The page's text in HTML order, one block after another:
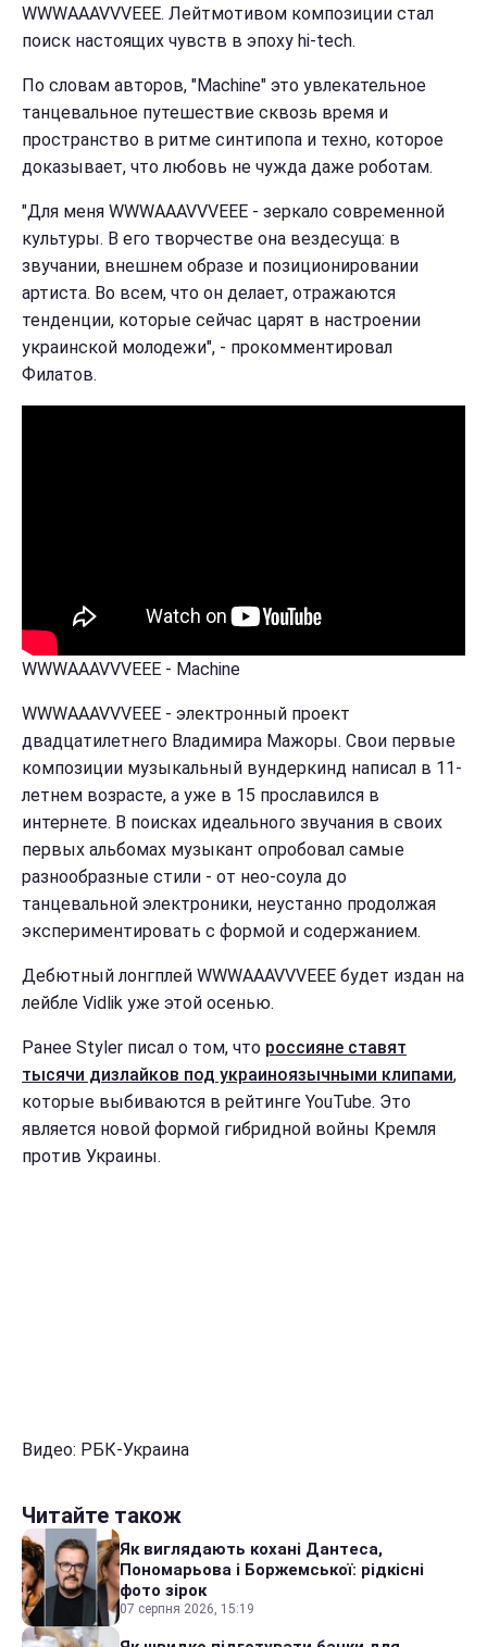
WWWAAAVVVEEE. Лейтмотивом композиции стал
поиск настоящих чувств в эпоху hi-tech.
По словам авторов, "Machine" это увлекательное
танцевальное путешествие сквозь время и
пространство в ритме синтипопа и техно, которое
доказывает, что любовь не чужда даже роботам.
"Для меня WWWAAAVVVEEE - зеркало современной
культуры. В его творчестве она вездесуща: в
звучании, внешнем образе и позиционировании
артиста. Во всем, что он делает, отражаются
тенденции, которые сейчас царят в настроении
украинской молодежи", - прокомментировал
Филатов.
WWWAAAVVVEEE - Machine
WWWAAAVVVEEE - электронный проект
двадцатилетнего Владимира Мажоры. Свои первые
композиции музыкальный вундеркинд написал в 11-
летнем возрасте, а уже в 15 прославился в
интернете. В поисках идеального звучания в своих
первых альбомах музыкант опробовал самые
разнообразные стили - от нео-соула до
танцевальной электроники, неустанно продолжая
экспериментировать с формой и содержанием.
Дебютный лонгплей WWWAAAVVVEEE будет издан на
лейбле Vidlik уже этой осенью.
Ранее Styler писал о том, что россияне ставят
тысячи дизлайков под украиноязычными клипами,
которые выбиваются в рейтинге YouTube. Это
является новой формой гибридной войны Кремля
против Украины.
Видео: РБК-Украина
Читайте також
Як виглядають кохані Дантеса,
Пономарьова і Боржемської: рідкісні
фото зірок
07 серпня 2026, 15:19